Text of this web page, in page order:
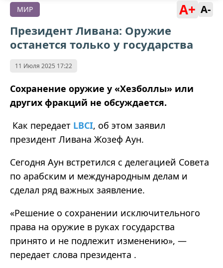
МИР A+ A-
Президент Ливана: Оружие
останется только у государства
11 Июля 2025 17:22
Сохранение оружие у «Хезболлы» или
других фракций не обсуждается.
Как передает LBCI, об этом заявил
президент Ливана Жозеф Аун.
Сегодня Аун встретился с делегацией Совета
по арабским и международным делам и
сделал ряд важных заявление.
«Решение о сохранении исключительного
права на оружие в руках государства
принято и не подлежит изменению», —
передает слова президента .